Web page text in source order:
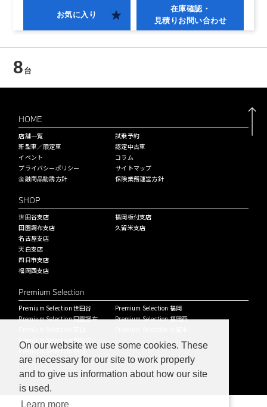
お気に入り
在庫確認・
見積りお問い合わせ
8 台
HOME
店舗一覧
新型車／限定車
イベント
プライバシーポリシー
金融商品勧誘方針
試乗予約
認定中古車
コラム
サイトマップ
保険業務運営方針
SHOP
世田谷支店
田園調布支店
名古屋支店
天白支店
四日市支店
福岡西支店
福岡板付支店
久留米支店
Premium Selection
Premium Selection 世田谷
Premium Selection 田園調布
Premium Selection 四日市
Premium Selection 中川
Premium Selection 福岡
Premium Selection 福岡西
On our website we use some cookies. These
are necessary for our site to work properly
and to give us information about how our site
is used.
Learn more